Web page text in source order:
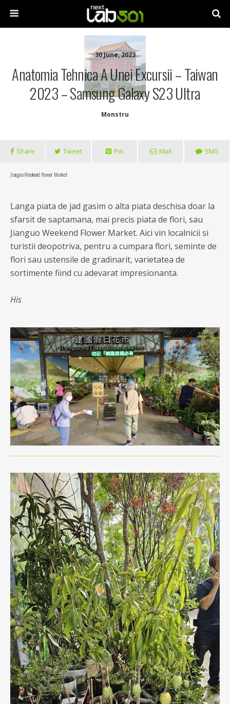
30 June, 2023
Anatomia Tehnica A Unei Excursii – Taiwan
2023 – Samsung Galaxy S23 Ultra
Monstru
Share Tweet Pin Mail SMS
Jianguo Weekend Flower Market
Langa piata de jad gasim o alta piata deschisa doar la
sfarsit de saptamana, mai precis piata de flori, sau
Jianguo Weekend Flower Market. Aici vin localnicii si
turistii deopotriva, pentru a cumpara flori, seminte de
flori sau ustensile de gradinarit, varietatea de
sortimente fiind cu adevarat impresionanta.
His